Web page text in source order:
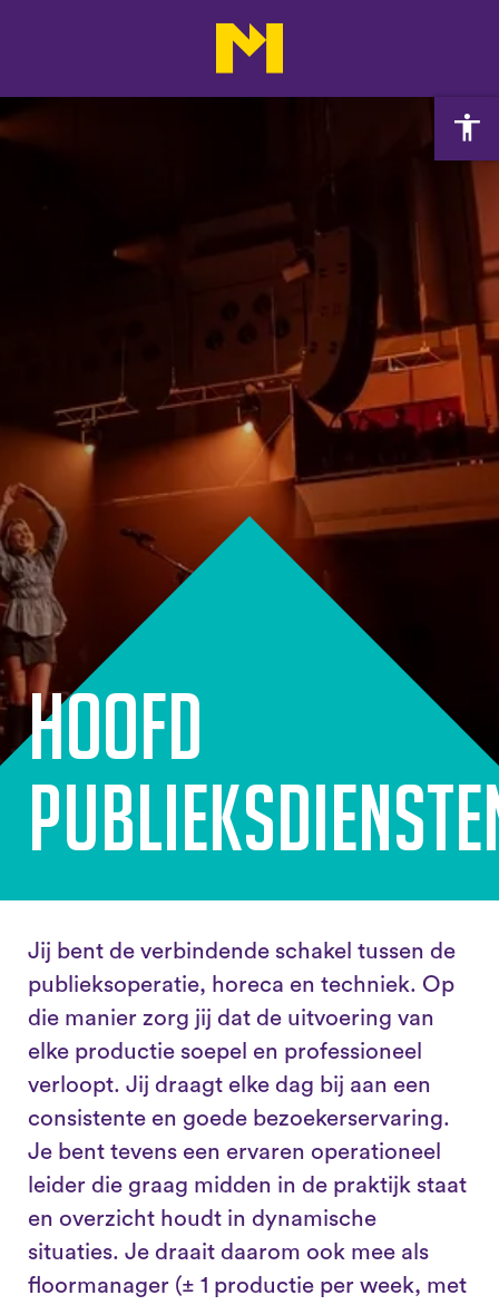
Hoofd
Jij bent de verbindende schakel tussen de
publieksoperatie, horeca en techniek. Op
die manier zorg jij dat de uitvoering van
elke productie soepel en professioneel
verloopt. Jij draagt elke dag bij aan een
consistente en goede bezoekerservaring.
Je bent tevens een ervaren operationeel
leider die graag midden in de praktijk staat
en overzicht houdt in dynamische
situaties. Je draait daarom ook mee als
floormanager (± 1 productie per week, met